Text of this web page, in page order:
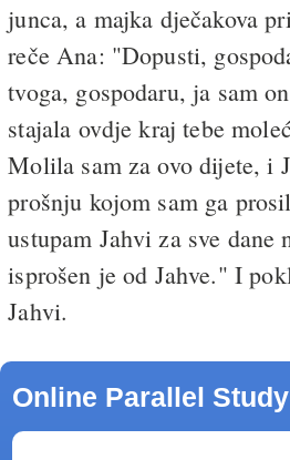
junca, a majka dječakova
reče Ana: "Dopusti,
tvoga, gospodaru, ja sam
stajala ovdje kraj tebe
Molila sam za ovo dijete, i
prošnju kojom sam ga
ustupam Jahvi za sve dane
isprošen je od Jahve." I
Jahvi.
Online Parallel